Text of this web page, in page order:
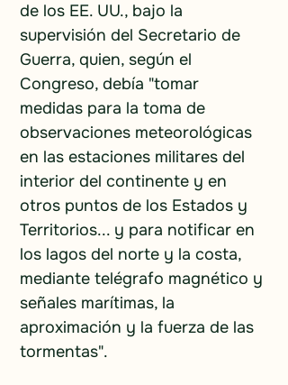
de los EE. UU., bajo la
supervisión del Secretario de
Guerra, quien, según el
Congreso, debía "tomar
medidas para la toma de
observaciones meteorológicas
en las estaciones militares del
interior del continente y en
otros puntos de los Estados y
Territorios... y para notificar en
los lagos del norte y la costa,
mediante telégrafo magnético y
señales marítimas, la
aproximación y la fuerza de las
tormentas".